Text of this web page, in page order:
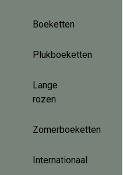
Boeketten
Plukboeketten
Lange
rozen
Zomerboeketten
Internationaal